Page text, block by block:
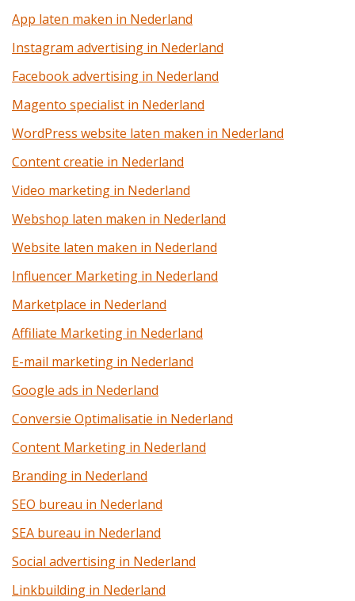
App laten maken in Nederland
Instagram advertising in Nederland
Facebook advertising in Nederland
Magento specialist in Nederland
WordPress website laten maken in Nederland
Content creatie in Nederland
Video marketing in Nederland
Webshop laten maken in Nederland
Website laten maken in Nederland
Influencer Marketing in Nederland
Marketplace in Nederland
Affiliate Marketing in Nederland
E-mail marketing in Nederland
Google ads in Nederland
Conversie Optimalisatie in Nederland
Content Marketing in Nederland
Branding in Nederland
SEO bureau in Nederland
SEA bureau in Nederland
Social advertising in Nederland
Linkbuilding in Nederland